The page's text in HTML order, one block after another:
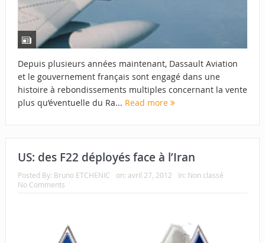
Depuis plusieurs années maintenant, Dassault Aviation
et le gouvernement français sont engagé dans une
histoire à rebondissements multiples concernant la vente
plus qu’éventuelle du Ra... Read more
US: des F22 déployés face à l’Iran
Posted By: Bruno ETCHENIC on: avril 27, 2012 In: Non classé
No Comments